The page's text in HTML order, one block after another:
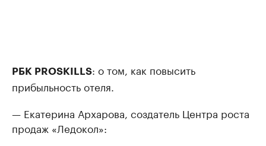
РБК PROSKILLS: о том, как повысить
прибыльность отеля.
— Екатерина Архарова, создатель Центра роста
продаж «Ледокол»: